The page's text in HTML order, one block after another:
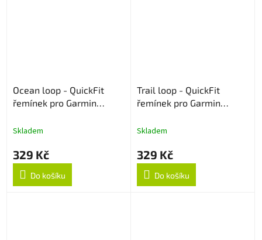
Ocean loop - QuickFit
řemínek pro Garmin
Skladem
329 Kč
Do košíku
Trail loop - QuickFit
řemínek pro Garmin
Skladem
329 Kč
Do košíku